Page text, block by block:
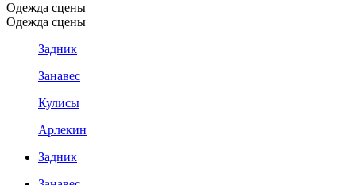
Одежда сцены
Одежда сцены
Задник
Занавес
Кулисы
Арлекин
Задник